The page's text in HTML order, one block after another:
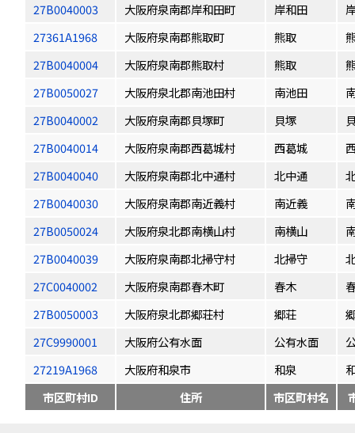
27B0040003
大阪府泉南郡岸和田町 岸和田
27361A1968
大阪府泉南郡熊取町 熊取
27B0040004
大阪府泉南郡熊取村 熊取
27B0050027
大阪府泉北郡南池田村 南池田
27B0040002
大阪府泉南郡貝塚町 貝塚
27B0040014
大阪府泉南郡西葛城村 西葛城
27B0040040
大阪府泉南郡北中通村 北中通
27B0040030
大阪府泉南郡南近義村 南近義
27B0050024
大阪府泉北郡南横山村 南横山
27B0040039
大阪府泉南郡北掃守村 北掃守
27C0040002
大阪府泉南郡春木町 春木
27B0050003
大阪府泉北郡郷荘村 郷荘
27C9990001
大阪府公有水面 公有水面
27219A1968
大阪府和泉市 和泉
市区町村ID
住所 市区町村名